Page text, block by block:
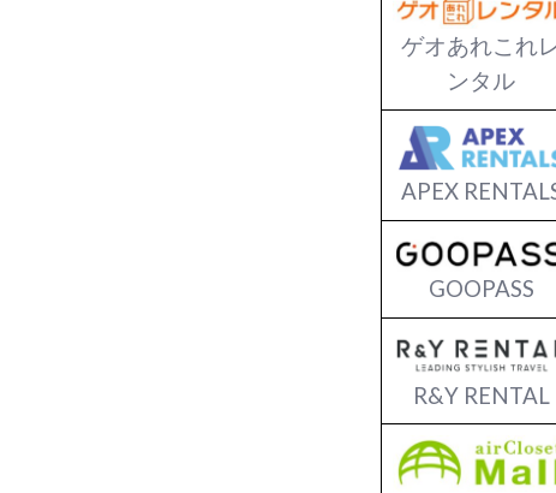
ゲオあれこれ
ンタル
APEX
GOOPASS
R&Y RENTAL